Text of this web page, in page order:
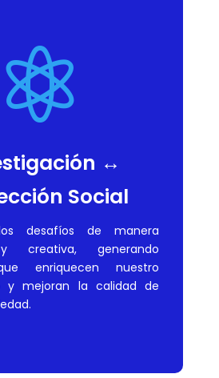

↔
Social
desafíos de manera
creativa, generando
enriquecen nuestro
y mejoran la calidad de